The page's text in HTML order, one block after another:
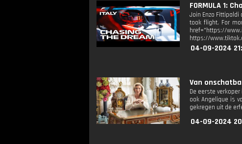
FORMULA 1:
Join Enzo
took flight. For
href="https://
https://
04-09-2024
Van
De eerste
ook Angelique is
gekregen uit de
04-09-2024